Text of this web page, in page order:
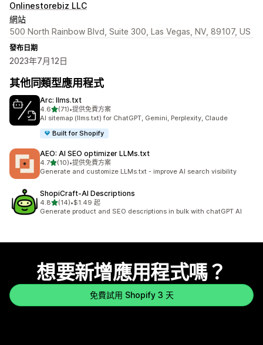
Onlinestorebiz LLC
網站
500 North Rainbow Blvd, Suite 300, Las Vegas, NV, 89107, US
發布日期
2023年7月12日
其他同類型應用程式
Arc: llms.txt
4.6滿分 5 顆星
(71)
共有 71 則評價
•提供免費方案
AI sitemap (llms.txt) for ChatGPT, Gemini, Perplexity, Claude
Built for Shopify
AEO: AI SEO optimizer LLMs.txt
4.7滿分 5 顆星
(10)
共有 10 則評價
•提供免費方案
Generate and customize LLMs.txt - improve AI search visibility
ShopiCraft‑AI Descriptions
4.8滿分 5 顆星
(14)
共有 14 則評價
•$1.49 起
Generate product and SEO descriptions in bulk with chatGPT AI
想要新增應用程式嗎？
免費試用 Shopify 3 天